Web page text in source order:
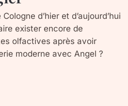
d’hier et d’aujourd’hui
exister encore de
olfactives après avoir
moderne avec Angel ?